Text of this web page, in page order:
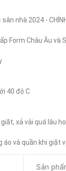
nhà 2024 -
Form Châu Âu và
40 độ C
xả vải quá lâu
áo và quần khi giặt
Sản